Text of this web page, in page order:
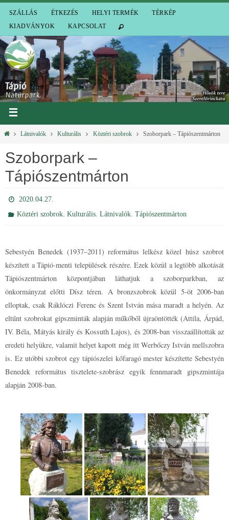
SZÁLLÁS ÉTKEZÉS HELYI TERMÉK
TÉRKÉP
KIADVÁNYOK
KAPCSOLAT
Látnivalók Kulturális Köztéri szobrok Szoborpark – Tápiószentmárton
Szoborpark –
Tápiószentmárton
2020.04.27.
Köztéri szobrok,Kulturális,Látnivalók,Tápiószentmárton
Sebestyén Benedek (1937–2011) református lelkész közel húsz szobrot
készített a Tápió-menti települések részére. Ezek közül a legtöbb alkotását
Tápiószentmárton központjában láthatjuk a szoborparkban, az
önkormányzat előtti Dísz téren. A bronzszobrok közül 5-öt 2006-ban
elloptak, csak Ráklóczi Ferenc és Szent István mása maradt a helyén. Az
eltűnt szobrokat gipszminták alapján műkőből újraöntötték (Attila, Árpád,
IV. Béla, Mátyás király és Kossuth Lajos), és 2008-ban visszaállították az
eredeti helyükre, valamit helyet kapott még itt Werbőczy István mellszobra
is. Ez utóbbi szobrot egy tápiószelei kőfaragó mester készítette Sebestyén
Benedek református tisztelete-szobrász egyik fennmaradt gipszmintája
alapján 2008-ban.